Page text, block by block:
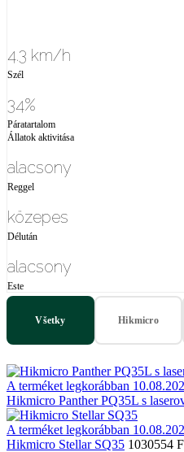
4.3 km/h
Szél
34%
Páratartalom
Állatok aktivitása
alacsony
Reggel
közepes
Délután
alacsony
Este
Všetky Hikmicro
A terméket legkorábban
Hikmicro Panther PQ35L s
A terméket legkorábban
Hikmicro Stellar SQ35 1030554